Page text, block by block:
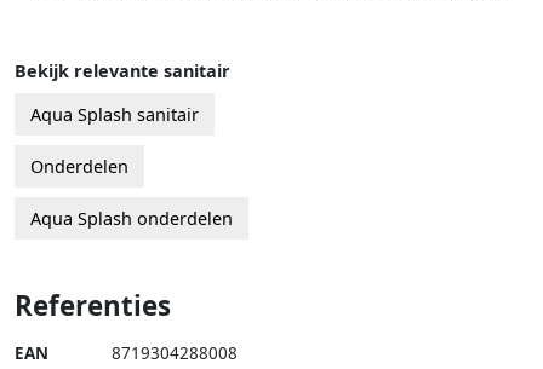
Bekijk relevante sanitair
Aqua Splash sanitair
Onderdelen
Aqua Splash onderdelen
Referenties
EAN 8719304288008